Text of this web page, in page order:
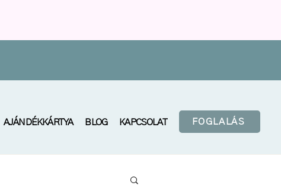
AJÁNDÉKKÁRTYA BLOG KAPCSOLAT FOGLALÁS